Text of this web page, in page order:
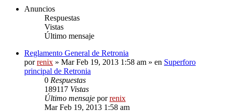
Anuncios
Respuestas
Vistas
Último mensaje
Reglamento General de Retronia
porrenix » Mar Feb 19, 2013 1:58 am » en Superforo
principal de Retronia
0 Respuestas
189117 Vistas
Último mensaje porrenix
Mar Feb 19, 2013 1:58 am